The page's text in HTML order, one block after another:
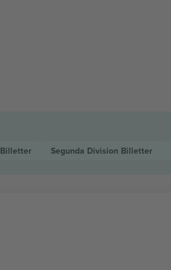
Billetter Segunda Division Billetter